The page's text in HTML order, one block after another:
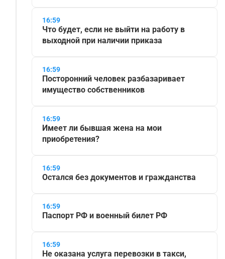
16:59
Что будет, если не выйти на работу в
выходной при наличии приказа
16:59
Посторонний человек разбазаривает
имущество собственников
16:59
Имеет ли бывшая жена на мои
приобретения?
16:59
Остался без документов и гражданства
16:59
Паспорт РФ и военный билет РФ
16:59
Не оказана услуга перевозки в такси,